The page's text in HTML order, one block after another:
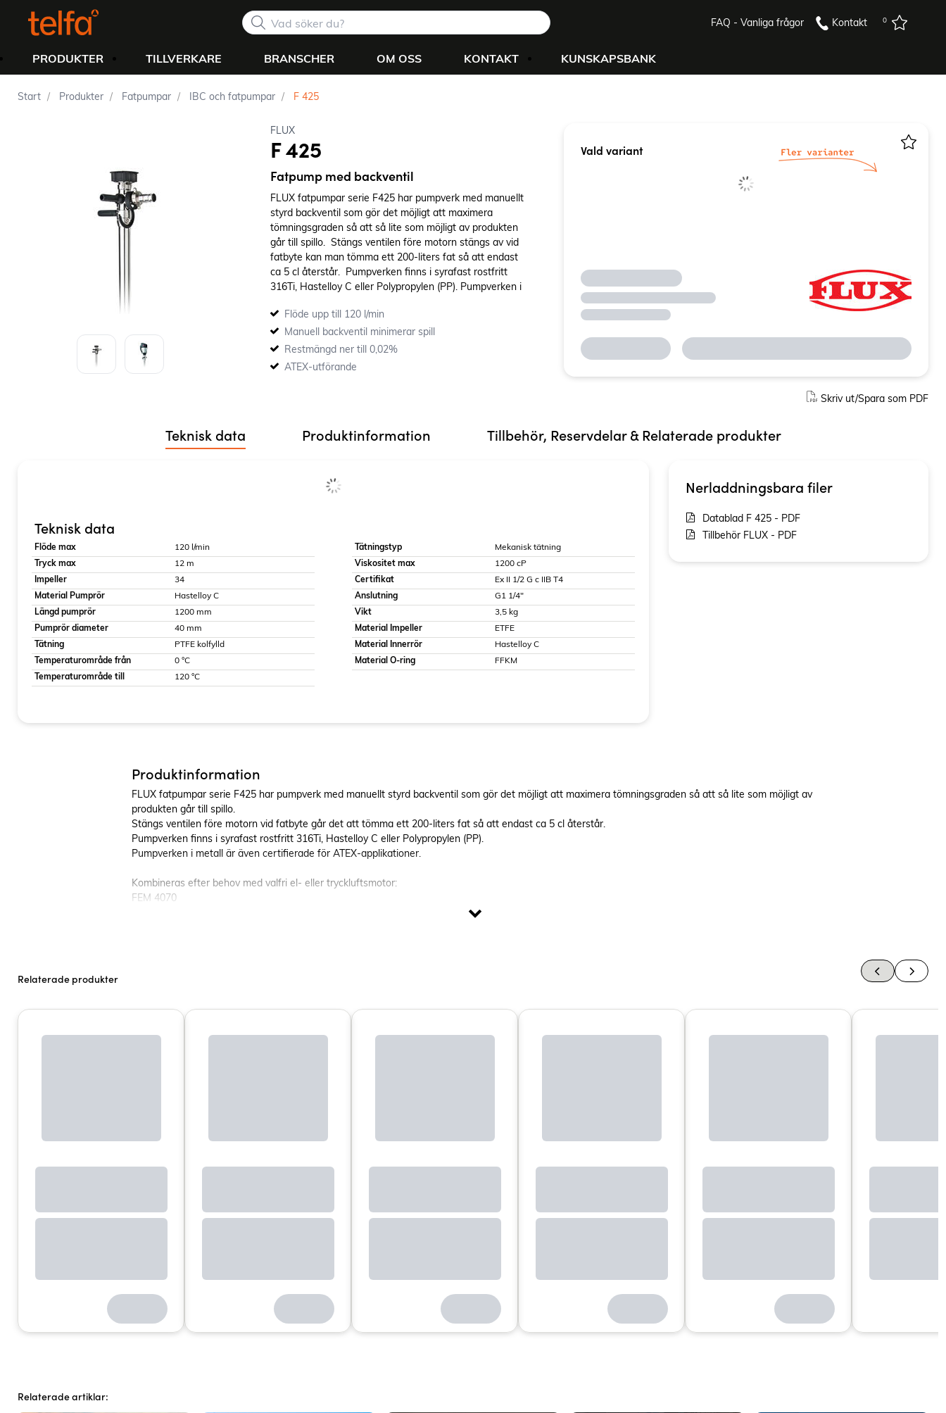
FAQ - Vanliga frågor Kontakt 0
PRODUKTER TILLVERKARE BRANSCHER OM OSS KONTAKT KUNSKAPSBANK
Start Produkter Fatpumpar IBC och fatpumpar F 425
FLUX
F 425
Fatpump med backventil
FLUX fatpumpar serie F425 har pumpverk med manuellt
styrd backventil som gör det möjligt att maximera
tömningsgraden så att så lite som möjligt av produkten
går till spillo. Stängs ventilen före motorn stängs av vid
fatbyte kan man tömma ett 200-liters fat så att endast
ca 5 cl återstår. Pumpverken finns i syrafast rostfritt
316Ti, Hastelloy C eller Polypropylen (PP). Pumpverken i
Flöde upp till 120 l/min
Manuell backventil minimerar spill
Restmängd ner till 0,02%
ATEX-utförande
Vald variant
Skriv ut/Spara som PDF
Teknisk data Produktinformation Tillbehör, Reservdelar & Relaterade produkter
Teknisk data
Flöde max
120 l/min
Tryck max
12 m
Impeller
34
Material Pumprör
Hastelloy C
Längd pumprör
1200 mm
Pumprör diameter
40 mm
Tätning
PTFE kolfylld
Temperaturområde från
0 °C
Temperaturområde till
120 °C
Tätningstyp
Mekanisk tätning
Viskositet max
1200 cP
Certifikat
Ex II 1/2 G c IIB T4
Anslutning
G1 1/4"
Vikt
3,5 kg
Material Impeller
ETFE
Material Innerrör
Hastelloy C
Material O-ring
FFKM
Nerladdningsbara filer
Datablad F 425 - PDF
Tillbehör FLUX - PDF
Produktinformation
FLUX fatpumpar serie F425 har pumpverk med manuellt styrd backventil som gör det möjligt att maximera tömningsgraden så att så lite som möjligt av
produkten går till spillo.
Stängs ventilen före motorn vid fatbyte går det att tömma ett 200-liters fat så att endast ca 5 cl återstår.
Pumpverken finns i syrafast rostfritt 316Ti, Hastelloy C eller Polypropylen (PP).
Pumpverken i metall är även certifierade för ATEX-applikationer.
Kombineras efter behov med valfri el- eller tryckluftsmotor:
FEM 4070
Relaterade produkter
Relaterade artiklar: